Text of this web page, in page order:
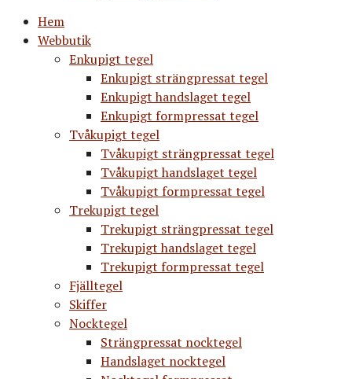
Hem
Webbutik
Enkupigt tegel
Enkupigt strängpressat tegel
Enkupigt handslaget tegel
Enkupigt formpressat tegel
Tvåkupigt tegel
Tvåkupigt strängpressat tegel
Tvåkupigt handslaget tegel
Tvåkupigt formpressat tegel
Trekupigt tegel
Trekupigt strängpressat tegel
Trekupigt handslaget tegel
Trekupigt formpressat tegel
Fjälltegel
Skiffer
Nocktegel
Strängpressat nocktegel
Handslaget nocktegel